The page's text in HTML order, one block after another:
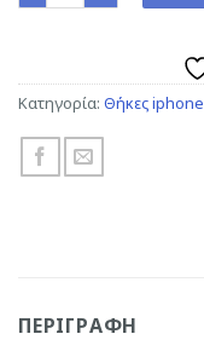
Κατηγορία: Θήκες iphone
ΠΕΡΙΓΡΑΦΉ